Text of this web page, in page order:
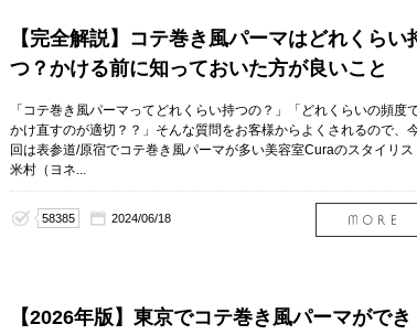
【完全解説】コテ巻き風パーマはどれくらい
つ？かける前に知っておいた方が良いこと
「コテ巻き風パーマってどれくらい持つの？」「どれくらいの頻度
かけ直すのが適切？？」そんな質問をお客様からよくされるので、
回は表参道/原宿でコテ巻き風パーマが多い美容室Curaのスタイリス
米村（ヨネ...
58385 2024/06/18
【2026年版】東京でコテ巻き風パーマができ